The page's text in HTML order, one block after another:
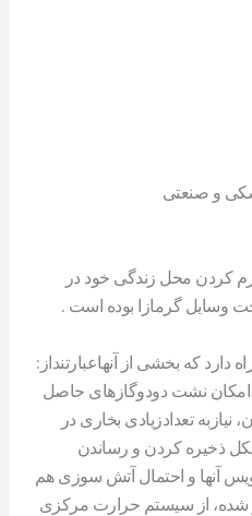
و صنعتی
کردن محل زندگی خود در
وسايل گرمازا بوده است .
دارد که بخشی از آنهاعبارتنداز:
نشت دودوگازهای حاصل
تعدادزيادی بخاری در
ذخيره کردن و رساندن
آنها و احتمال آتش سوزی هم
شده، از سيستم حرارت مرکزی